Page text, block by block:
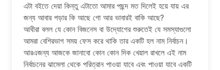
এটা বইতে দেয়া কিন্তু এটাতো আমার পছন্দ মত দিলেই হয়ে যায় এর
জন্য আবার পড়ার কি আছে গো আর ভাবারই বাকি আছে?
আধীরা বলল যে কোন বিজনেস বা উদ্যোগের শুরুতেই যে সমস্যাগুলো
আমরা বেশিরভাগ সময় ফেস করে থাকি তার একটি হল নাম নির্বাচন।
আরএজন্য আজকে জানাবো কোন কোন দিক খেয়াল রাখলে এই নাম
নির্বাচনের ঝামেলা থেকে পরিত্রান পাওয়া যাবে এবং পাওয়া যাবে একটি